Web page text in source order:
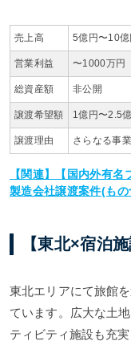
売上高 5億円〜10億
営業利益 〜1000万円
総資産額 非公開
譲渡希望額 1億円〜2.5
譲渡理由 さらなる事
【関連】【国内外有
製造会社譲渡案件(も
【東北×宿泊
東北エリアにて旅館
ています。広大な土
ティビティ施設も充